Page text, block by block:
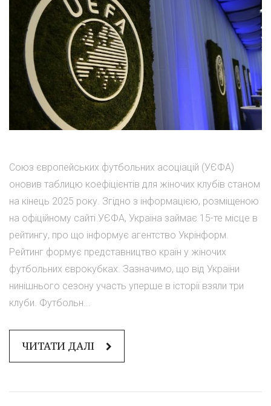
Союз європейських футбольних асоціацій (УЄФА)
оновив таблицю коефіцієнтів для жіночих клубів станом
на кінець 2025 року. Згідно з інформацією, розміщеною
на офіційному сайті УЄФА, Україна займає 15-те місце в
рейтингу, про що інформує агентство Укрінформ.
Рейтинг формує представництво країн у жіночих
футбольних єврокубках. Зазначимо, що від України
нинішнього сезону участь уперше в історії взяли три
клуби. Футбольн...
ЧИТАТИ ДАЛІ